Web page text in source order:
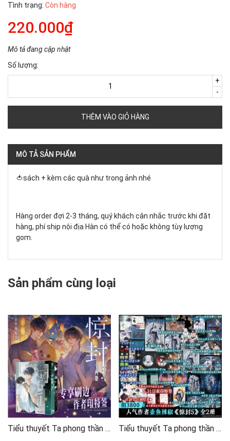
Tình trạng: Còn hàng
220.000₫
Mô tả đang cập nhật
Số lượng:
-
+
THÊM VÀO GIỎ HÀNG
MÔ TẢ SẢN PHẨM
🍅sách + kèm các quà như trong ảnh nhé
Hàng order đợi 2-3 tháng, quý khách cân nhắc trước khi đặt
hàng, phí ship nội địa Hàn có thể có hoặc không tùy lượng
gom.
Sản phẩm cùng loại
Tiểu thuyết Ta phong thần trong trò chơi kinh dị Tập 5 [ĐẶC BIỆT VIỀN MÀU]
Tiểu thuyết Ta phong thần trong trò chơi kinh dị Tập 5 - VER 17- BẢN TRUNG